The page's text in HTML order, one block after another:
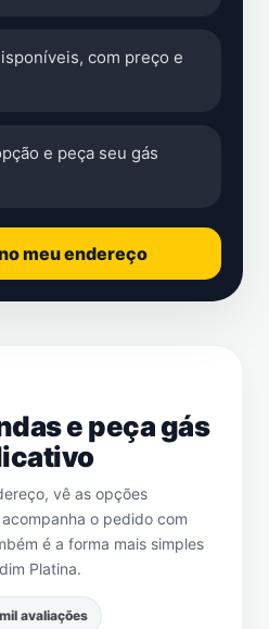
com preço e
e peça seu gás
meu endereço
e peça gás
vê as opções
o pedido com
é a forma mais simples
Platina.
avaliações